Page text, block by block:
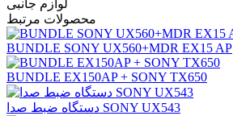
لوازم جانبی
محصولات مرتبط
BUNDLE SONY UX560+MDR EX15 AP
BUNDLE EX150AP + SONY TX650
دستگاه ضبط صدا SONY UX543